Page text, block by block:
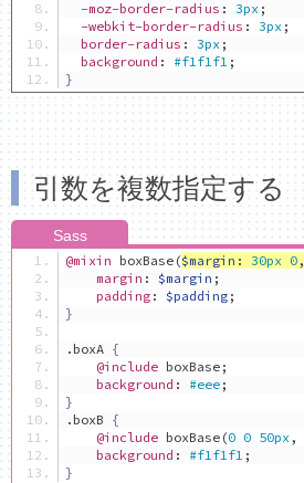
-moz-border-radius : 3px ;
-webkit-border-radius : 3px ;
border-radius : 3px ;
background : #f1f1f1 ;
}
引数を複数指定する
@mixin boxBase ($margin : 30px 0 ,
margin : $margin ;
padding : $padding ;
}
. boxA {
@include boxBase ;
background : #eee ;
}
. boxB {
@include boxBase (0 0 50px ,
background : #f1f1f1 ;
}